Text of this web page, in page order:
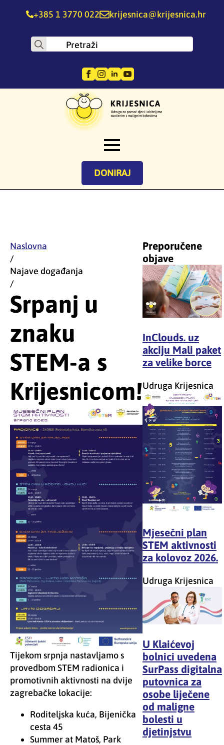
+385 1 3770 022 krijesnica@krijesnica.hr
Search
DONIRAJ
Naslovna
/
Najave događanja
/
Srpanj u
znaku
STEM-a s
Krijesnicom!
Tijekom srpnja nastavljamo s
provedbom STEM radionica i
promotivnih aktivnosti na dvije
zagrebačke lokacije:
Roditeljska kuća, Bijenička
cesta 45
Summer at Matoš, Park
Preporučene
objave
InClouds. uz
akciju Mali paket
za velike borce
Udruga Krijesnica
Mjesečni plan
STEM aktivnosti
za kolovoz 2026.
Udruga Krijesnica
U Klaićevoj
bolnici uvedena
SurPass digitalna
putovnica za
osobe liječene
od maligne
bolesti u
djetinjstvu